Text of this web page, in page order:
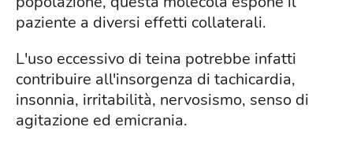
paziente a diversi effetti collaterali.
L'uso eccessivo di teina potrebbe infatti
contribuire all'insorgenza di tachicardia,
insonnia, irritabilità, nervosismo, senso di
agitazione ed emicrania.